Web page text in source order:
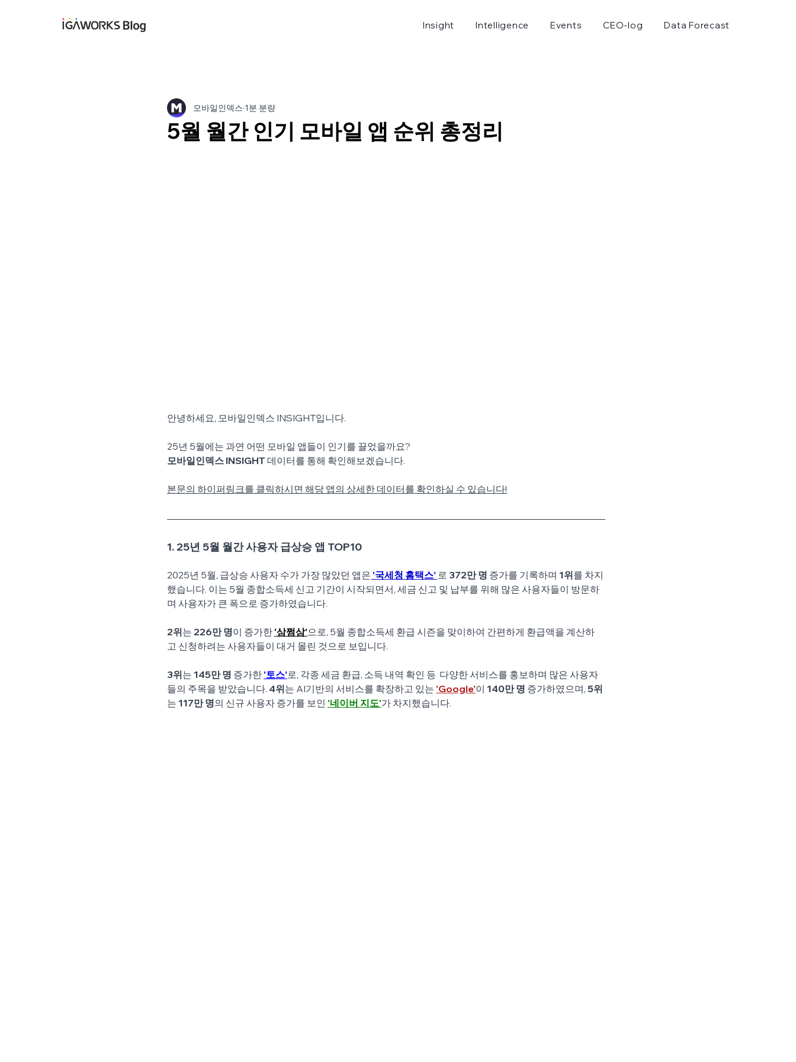
Insight Intelligence Events CEO-log Data Forecast
5월 월간 인기 모바일 앱 순위 총정리
모바일인덱스 1분 분량
안녕하세요, 모바일인덱스 INSIGHT입니다.
25년 5월에는 과연 어떤 모바일 앱들이 인기를 끌었을까요?
모바일인덱스 INSIGHT 데이터를 통해 확인해보겠습니다.
본문의 하이퍼링크를 클릭하시면 해당 앱의 상세한 데이터를 확인하실 수 있습니다!
1. 25년 5월 월간 사용자 급상승 앱 TOP10
2025년 5월, 급상승 사용자 수가 가장 많았던 앱은 '국세청 홈택스' 로 372만 명 증가를 기록하며 1위를 차지
했습니다. 이는 5월 종합소득세 신고 기간이 시작되면서, 세금 신고 및 납부를 위해 많은 사용자들이 방문하
며 사용자가 큰 폭으로 증가하였습니다.
2위는 226만 명이 증가한 '삼쩜삼'으로, 5월 종합소득세 환급 시즌을 맞이하여 간편하게 환급액을 계산하
고 신청하려는 사용자들이 대거 몰린 것으로 보입니다.
3위는 145만 명 증가한 '토스'로, 각종 세금 환급, 소득 내역 확인 등  다양한 서비스를 홍보하며 많은 사용자
들의 주목을 받았습니다. 4위는 AI기반의 서비스를 확장하고 있는 'Google'이 140만 명 증가하였으며, 5위
는 117만 명의 신규 사용자 증가를 보인 '네이버 지도'가 차지했습니다.